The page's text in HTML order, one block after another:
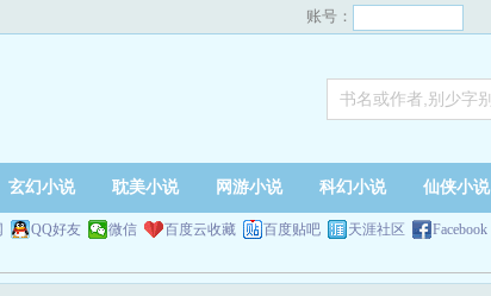
账号：
玄幻小说 耽美小说 网游小说 科幻小说 仙侠小说
QQ好友 微信 百度云收藏 百度贴吧 天涯社区 Facebook